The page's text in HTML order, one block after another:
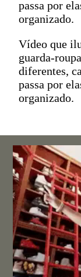
passa por
organizado.
Vídeo que
guarda-
diferentes,
passa por
organizado.